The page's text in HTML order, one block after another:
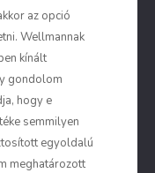
az opció
Wellmannak
kínált
gondolom
hogy e
semmilyen
egyoldalú
meghatározott